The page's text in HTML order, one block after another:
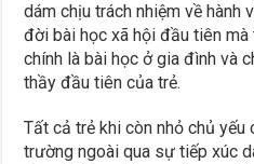
dám chịu trách nhiệm về hành
đời bài học xã hội đầu tiên
chính là bài học ở gia đình và
thầy đầu tiên của trẻ.
Tất cả trẻ khi còn nhỏ chủ
trường ngoài qua sự tiếp xúc